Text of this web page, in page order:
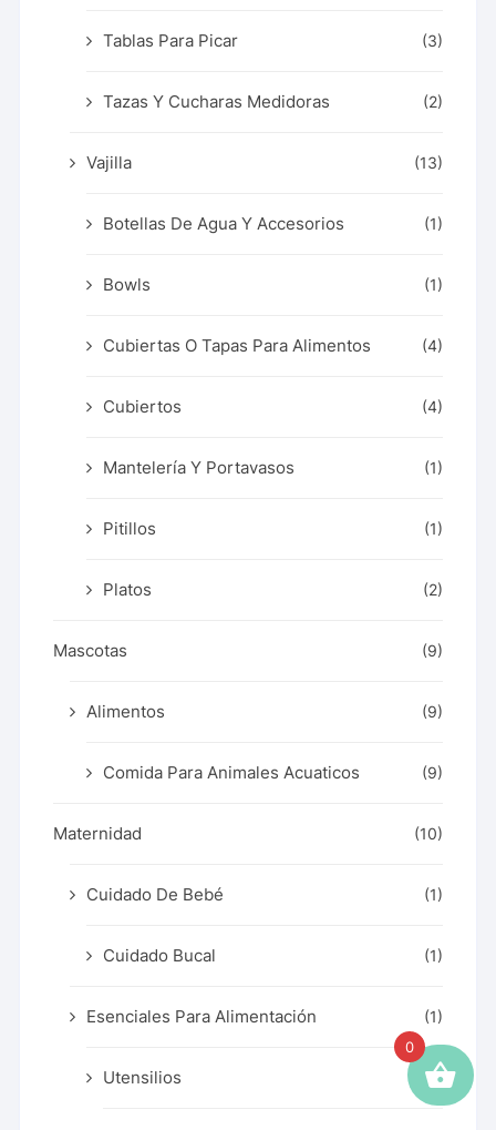
Tablas Para Picar (3)
Tazas Y Cucharas Medidoras (2)
Vajilla (13)
Botellas De Agua Y Accesorios (1)
Bowls (1)
Cubiertas O Tapas Para Alimentos (4)
Cubiertos (4)
Mantelería Y Portavasos (1)
Pitillos (1)
Platos (2)
Mascotas (9)
Alimentos (9)
Comida Para Animales Acuaticos (9)
Maternidad (10)
Cuidado De Bebé (1)
Cuidado Bucal (1)
Esenciales Para Alimentación (1)
Utensilios (1)
0